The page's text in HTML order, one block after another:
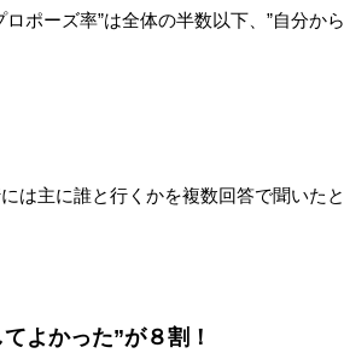
ポーズ率”は全体の半数以下、”自分から
は主に誰と行くかを複数回答で聞いたと
よかった”が８割！